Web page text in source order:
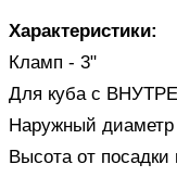
Характеристики:
Кламп - 3"
Для куба с
Наружный
Высота от